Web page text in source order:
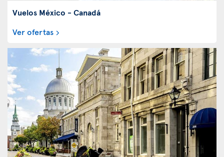
Vuelos México - Canadá
Ver ofertas